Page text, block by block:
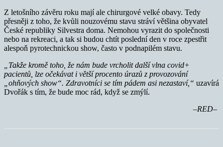
Z letošního závěru roku mají ale chirurgové velké obavy. Tedy
přesněji z toho, že kvůli nouzovému stavu stráví většina obyvatel
České republiky Silvestra doma. Nemohou vyrazit do společnosti
nebo na rekreaci, a tak si budou chtít poslední den v roce zpestřit
alespoň pyrotechnickou show, často v podnapilém stavu.
„Takže kromě toho, že nám bude vrcholit další vlna covid+
pacientů, lze očekávat i větší procento úrazů z provozování
„ohňových show“. Zdravotníci se tím pádem asi nezastaví,“ uzavírá
Dvořák s tím, že bude moc rád, když se zmýlí.
–RED–